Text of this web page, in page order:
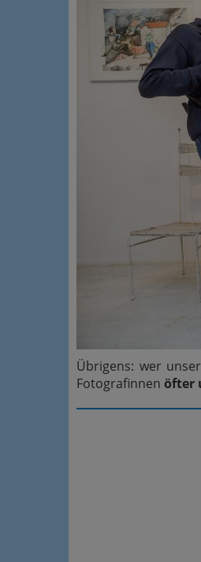
Übrigens: wer
Fotografinnen öfter